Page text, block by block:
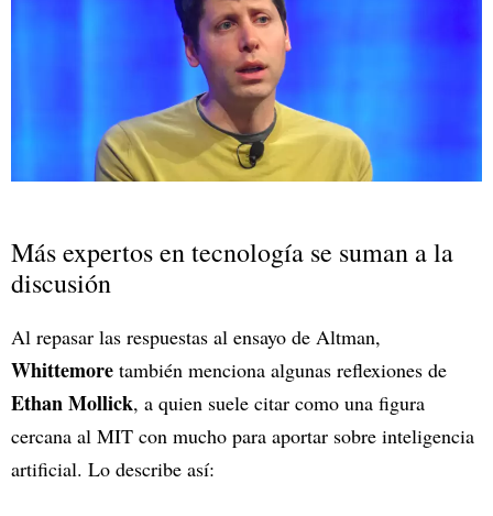
Más expertos en tecnología se suman a la
discusión
Al repasar las respuestas al ensayo de Altman,
Whittemore también menciona algunas reflexiones de
Ethan Mollick, a quien suele citar como una figura
cercana al MIT con mucho para aportar sobre inteligencia
artificial. Lo describe así: